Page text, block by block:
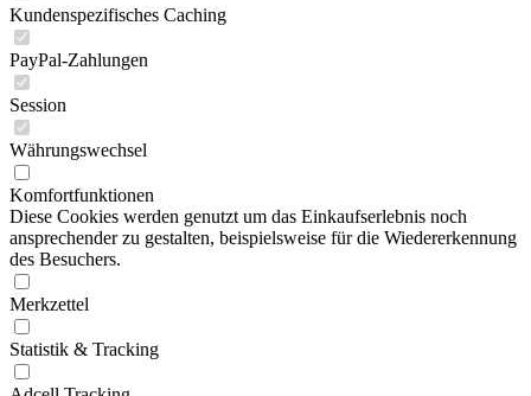
Kundenspezifisches Caching
PayPal-Zahlungen
Session
Währungswechsel
Komfortfunktionen
Diese Cookies werden genutzt um das Einkaufserlebnis noch
ansprechender zu gestalten, beispielsweise für die Wiedererkennung
des Besuchers.
Merkzettel
Statistik & Tracking